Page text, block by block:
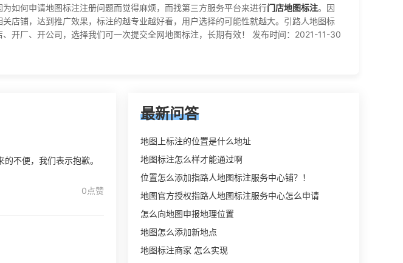
如何申请地图标注注册问题而觉得麻烦，而找第三方服务平台来进行门店地图标注。因
店铺，达到推广效果，标注的越专业越好看，用户选择的可能性就越大。引路人地图标
开厂、开公司，选择我们可一次提交全网地图标注，长期有效！ 发布时间：2021-11-30
不便，我们表示抱歉。
0点赞
最新问答
地图上标注的位置是什么地址
地图标注怎么样才能通过啊
位置怎么添加指路人地图标注服务中心铺？！
地图官方授权指路人地图标注服务中心怎么申请
怎么向地图申报地理位置
地图怎么添加新地点
地图标注商家 怎么实现